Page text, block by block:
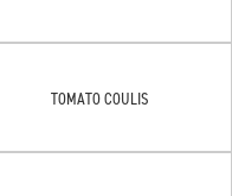
TOMATO COULIS